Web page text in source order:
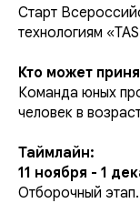
Старт
технологиям
Кто может
Команда юных
человек в
Таймлайн:
11 ноября - 1
Отборочный этап.